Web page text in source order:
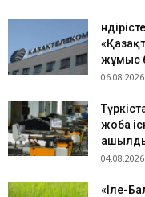
жұмыс
жоба
«Іле-